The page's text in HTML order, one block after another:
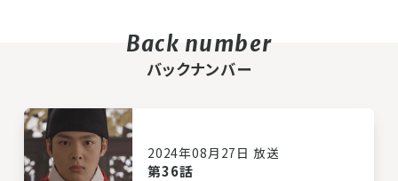
バックナンバー
2024年08月27日 放送
第36話